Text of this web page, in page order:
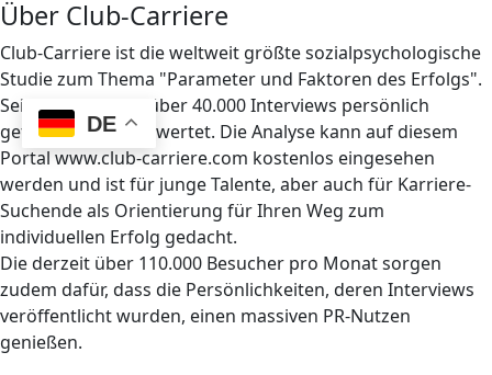
DE
Über Club-Carriere
Club-Carriere ist die weltweit größte sozialpsychologische
Studie zum Thema "Parameter und Faktoren des Erfolgs".
Seit 1997 wurden über 40.000 Interviews persönlich
geführt und ausgewertet. Die Analyse kann auf diesem
Portal www.club-carriere.com kostenlos eingesehen
werden und ist für junge Talente, aber auch für Karriere-
Suchende als Orientierung für Ihren Weg zum
individuellen Erfolg gedacht.
Die derzeit über 110.000 Besucher pro Monat sorgen
zudem dafür, dass die Persönlichkeiten, deren Interviews
veröffentlicht wurden, einen massiven PR-Nutzen
genießen.